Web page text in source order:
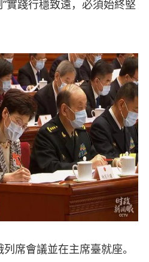
實踐行穩致遠，必須始終堅
會議並在主席臺就座。